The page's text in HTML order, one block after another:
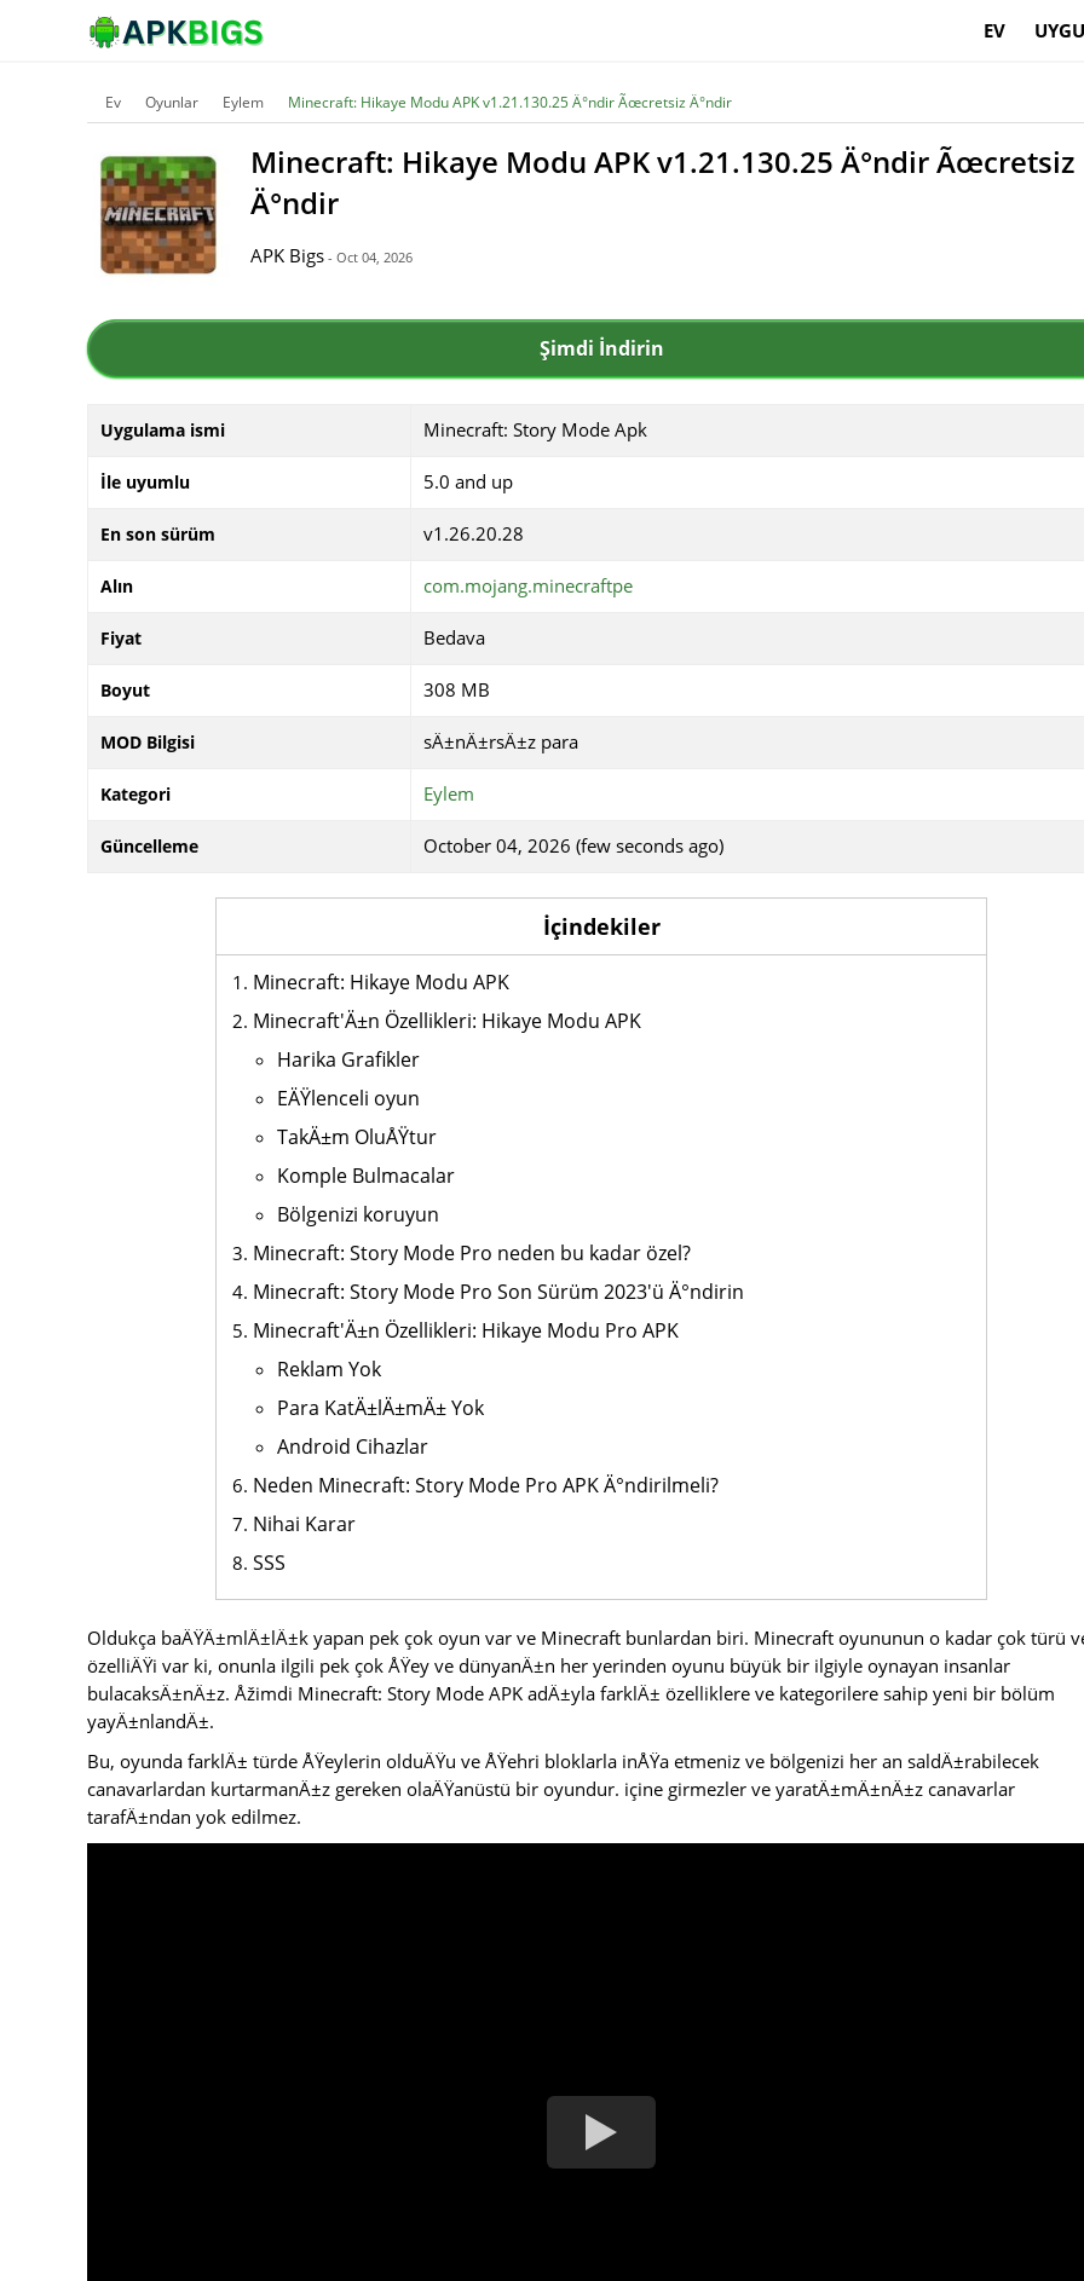
EV
Ev Oyunlar Eylem Minecraft: Hikaye Modu APK v1.21.130.25 Ä°ndir Ãœcretsiz Ä°ndir
Minecraft: Hikaye Modu APK v1.21.130.25 Ä°ndir Ãœcretsiz
Ä°ndir
APK Bigs - Oct 04, 2026
Şimdi İndirin
Uygulama ismi Minecraft: Story Mode Apk
İle uyumlu 5.0 and up
En son sürüm v1.26.20.28
Alın com.mojang.minecraftpe
Fiyat Bedava
Boyut 308 MB
MOD Bilgisi sÄ±nÄ±rsÄ±z para
Kategori Eylem
Güncelleme October 04, 2026 (few seconds ago)
İçindekiler
Minecraft: Hikaye Modu APK
Minecraft'Ä±n Özellikleri: Hikaye Modu APK
Harika Grafikler
EÄŸlenceli oyun
TakÄ±m OluÅŸtur
Komple Bulmacalar
Bölgenizi koruyun
Minecraft: Story Mode Pro neden bu kadar özel?
Minecraft: Story Mode Pro Son Sürüm 2023'ü Ä°ndirin
Minecraft'Ä±n Özellikleri: Hikaye Modu Pro APK
Reklam Yok
Para KatÄ±lÄ±mÄ± Yok
Android Cihazlar
Neden Minecraft: Story Mode Pro APK Ä°ndirilmeli?
Nihai Karar
SSS
Oldukça baÄŸÄ±mlÄ±lÄ±k yapan pek çok oyun var ve Minecraft bunlardan biri. Minecraft oyununun o kadar çok türü
özelliÄŸi var ki, onunla ilgili pek çok ÅŸey ve dünyanÄ±n her yerinden oyunu büyük bir ilgiyle oynayan insanlar
bulacaksÄ±nÄ±z. Åžimdi Minecraft: Story Mode APK adÄ±yla farklÄ± özelliklere ve kategorilere sahip yeni bir bölüm
yayÄ±nlandÄ±.
Bu, oyunda farklÄ± türde ÅŸeylerin olduÄŸu ve ÅŸehri bloklarla inÅŸa etmeniz ve bölgenizi her an saldÄ±rabilecek
canavarlardan kurtarmanÄ±z gereken olaÄŸanüstü bir oyundur. içine girmezler ve yaratÄ±mÄ±nÄ±z canavarlar
tarafÄ±ndan yok edilmez.